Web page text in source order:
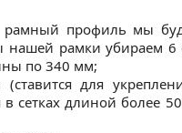
профиль мы
рамки убираем
по 340 мм;
для
в сетках длиной